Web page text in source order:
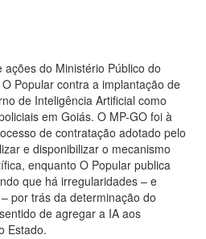
do Ministério Público do
Popular contra a implantação de
de Inteligência Artificial como
em Goiás. O MP-GO foi à
de contratação adotado pelo
e disponibilizar o mecanismo
enquanto O Popular publica
que há irregularidades – e
por trás da determinação do
de agregar a IA aos
Estado.